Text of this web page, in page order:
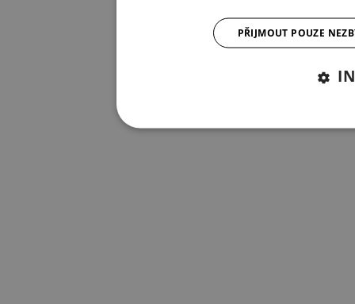
PŘIJMOUT POUZE